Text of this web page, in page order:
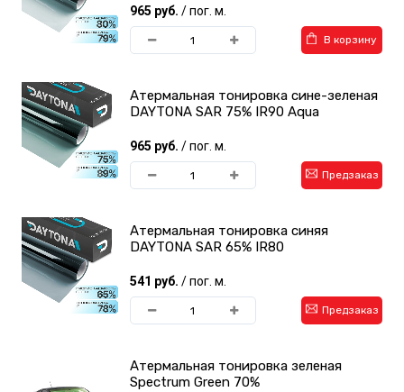
965 руб. / пог. м.
В корзину
Атермальная тонировка сине-зеленая
DAYTONA SAR 75% IR90 Aqua
965 руб. / пог. м.
Предзаказ
Атермальная тонировка синяя
DAYTONA SAR 65% IR80
541 руб. / пог. м.
Предзаказ
Атермальная тонировка зеленая
Spectrum Green 70%